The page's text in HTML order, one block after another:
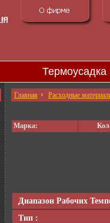
Главная Расходные
Марка:
Диапазон Рабочих
Тип :